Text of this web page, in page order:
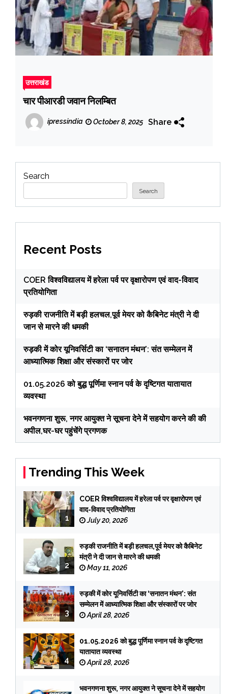
उत्तराखंड
चार पीआरडी जवान निलम्बित
ipressindia October 8, 2025 Share
Search
Search
Recent Posts
COER विश्वविद्यालय में हरेला पर्व पर वृक्षारोपण एवं वाद-विवाद
प्रतियोगिता
रुड़की राजनीति में बड़ी हलचल,पूर्व मेयर को कैबिनेट मंत्री ने दी
जान से मारने की धमकी
रुड़की में कोर यूनिवर्सिटी का ‘सनातन मंथन’: संत सम्मेलन में
आध्यात्मिक शिक्षा और संस्कारों पर जोर
01.05.2026 को बुद्ध पूर्णिमा स्नान पर्व के दृष्टिगत यातायात
व्यवस्था
भवनगणना शुरू, नगर आयुक्त ने सूचना देने में सहयोग करने की की
अपील,घर-घर पहुंचेंगे प्रगणक
Trending This Week
1
COER विश्वविद्यालय में हरेला पर्व पर वृक्षारोपण एवं
वाद-विवाद प्रतियोगिता
July 20, 2026
2
रुड़की राजनीति में बड़ी हलचल,पूर्व मेयर को कैबिनेट
मंत्री ने दी जान से मारने की धमकी
May 11, 2026
3
रुड़की में कोर यूनिवर्सिटी का ‘सनातन मंथन’: संत
सम्मेलन में आध्यात्मिक शिक्षा और संस्कारों पर जोर
April 28, 2026
4
01.05.2026 को बुद्ध पूर्णिमा स्नान पर्व के दृष्टिगत
यातायात व्यवस्था
April 28, 2026
भवनगणना शुरू, नगर आयुक्त ने सूचना देने में सहयोग